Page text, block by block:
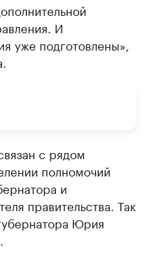
И
уже подготовлены»,
с рядом
полномочий
и
правительства. Так
Юрия